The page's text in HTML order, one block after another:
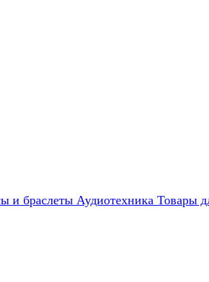
и браслеты Аудиотехника Товары